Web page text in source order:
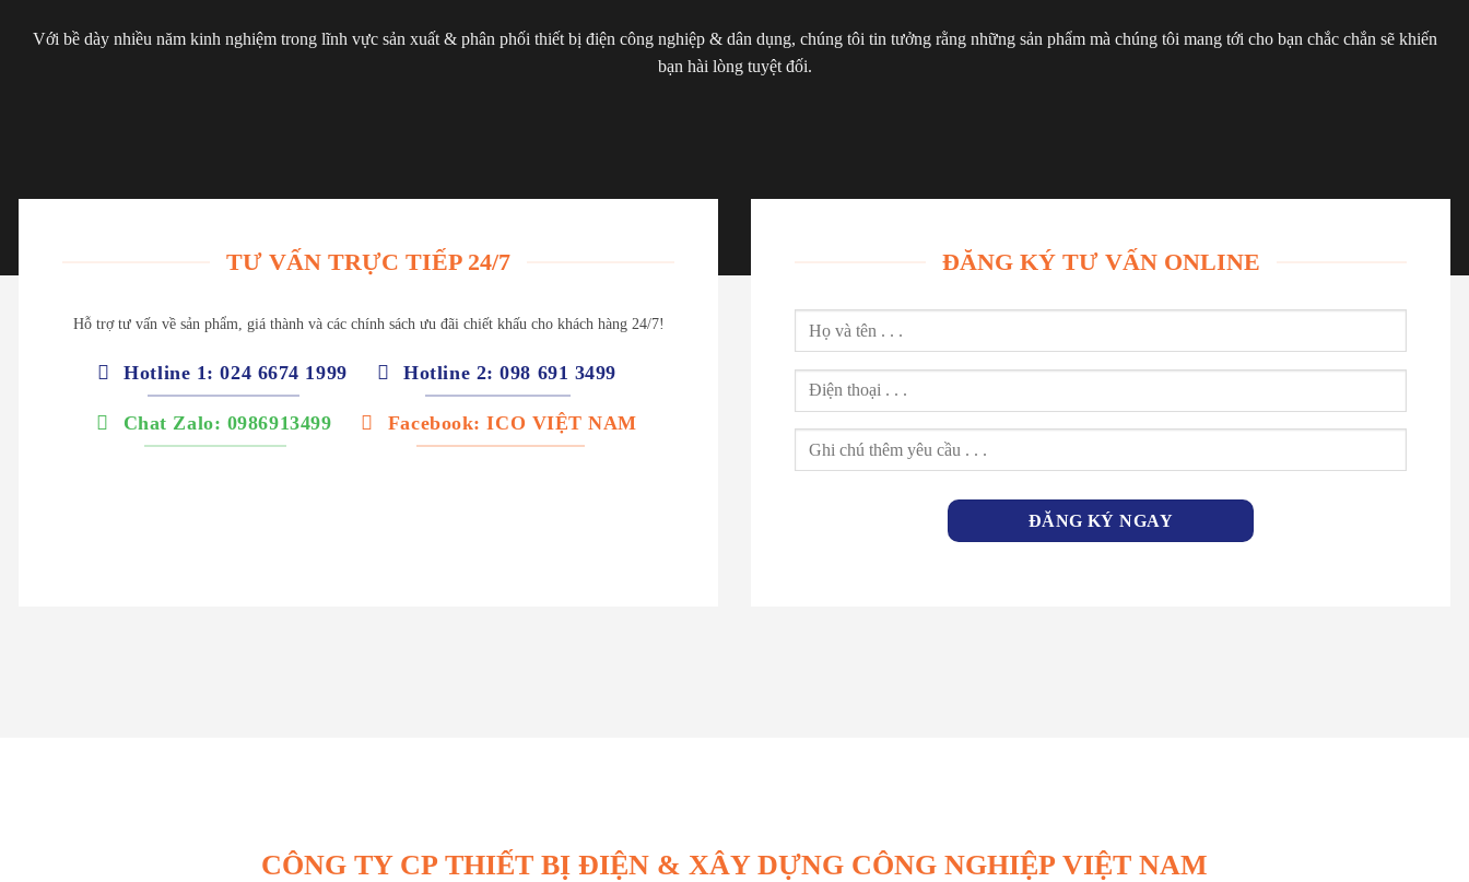
Với bề dày nhiều năm kinh nghiệm trong lĩnh vực sản xuất & phân phối thiết bị điện công nghiệp & dân dụng, chúng tôi tin tưởng rằng những sản phẩm mà chúng tôi mang tới cho bạn chắc chắn sẽ khiến
bạn hài lòng tuyệt đối.
TƯ VẤN TRỰC TIẾP 24/7
Hỗ trợ tư vấn về sản phẩm, giá thành và các chính sách ưu đãi chiết khấu cho khách hàng 24/7!
Hotline 1: 024 6674 1999 Hotline 2: 098 691 3499
Chat Zalo: 0986913499 Facebook: ICO VIỆT NAM
ĐĂNG KÝ TƯ VẤN ONLINE
CÔNG TY CP THIẾT BỊ ĐIỆN & XÂY DỰNG CÔNG NGHIỆP VIỆT NAM